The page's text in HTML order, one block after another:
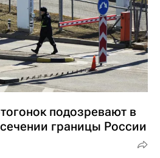
подозревают в
границы России